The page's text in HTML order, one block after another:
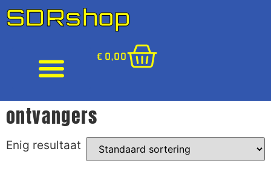
SDRshop
€ 0,00
ontvangers
Enig resultaat